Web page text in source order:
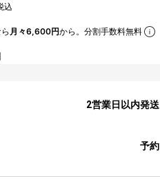
込
月々6,600円から。分割手数料無料
2営業日以内発送
予約